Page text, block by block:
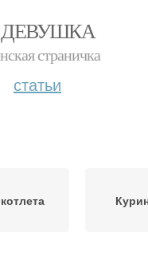
страничка
статьи